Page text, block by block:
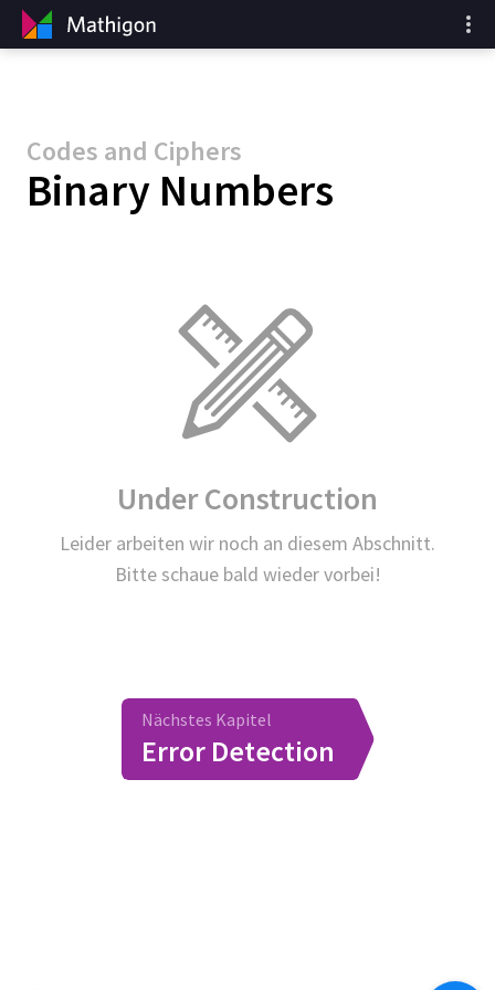
Codes and Ciphers
Binary Numbers
Under Construction
Leider arbeiten wir noch an diesem Abschnitt.
Bitte schaue bald wieder vorbei!
Nächstes Kapitel
Error Detection